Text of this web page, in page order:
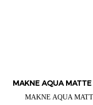
MAKNE AQUA
MAKNE AQUA